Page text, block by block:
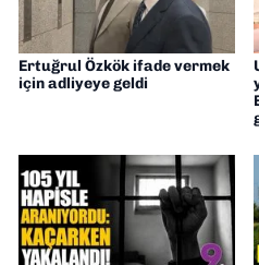
Ertuğrul Özkök ifade vermek
için adliyeye geldi